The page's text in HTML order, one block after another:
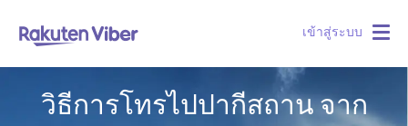
เข้าสู่ระบบ
วิธีการโทรไปปากีสถาน จาก